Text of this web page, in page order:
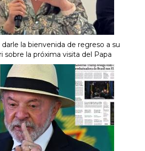
darle la bienvenida de regreso a su
sobre la próxima visita del Papa